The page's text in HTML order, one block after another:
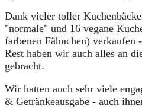
Dank vieler toller
"normale" und 16 vegane
farbenen Fähnchen)
Rest haben wir auch alles an
gebracht.
Wir hatten auch sehr viele
& Getränkeausgabe - auch